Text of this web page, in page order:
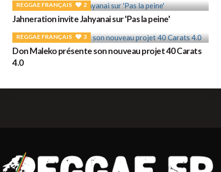
REGGAE FRANÇAIS 2
Jahneration invite Jahyanai sur 'Pas la peine'
REGGAE FRANÇAIS 3
Don Maleko présente son nouveau projet 40 Carats
4.0